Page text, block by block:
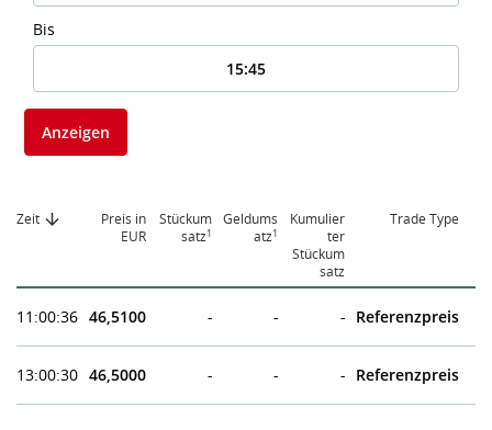
Bis
Anzeigen
Zeit
Preis in
EUR
Stückum
satz1
Geldums
atz1
Kumulier
ter
Stückum
satz
Trade Type
11:00:36 46,5100 - - - Referenzpreis
13:00:30 46,5000 - - - Referenzpreis